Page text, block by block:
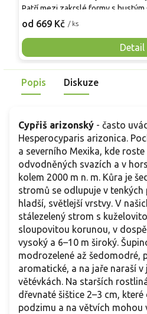
od 669 Kč / ks
Detail
Patří mezi zakrslé formy s
větvením i bez řezu. Jehlice 6–10
tmavě zelena. Roste zvolna, často
letech mívá asi 2–3 m a 1,5–2 m,
× 1,5–2,5 m. Oválné šišky 1,5–3
borka je oranžově hnědá a vláknitá.
Popis Diskuze
Cypřiš arizonský - často
Hesperocyparis arizonica.
a severního Mexika, kde
odvodněných svazích a v
kolem 2000 m n. m. Kůra je
stromů se odlupuje v
hladší, světlejší vrstvy. V
stálezelený strom s
sloupovitou korunou, v
vysoký a 6–10 m široký.
modrozelené až šedomodré,
aromatické, a na jaře naraší v
větévkách. Na starších
dřevnaté šištice 2–3 cm,
podzimu a na větvích mohou